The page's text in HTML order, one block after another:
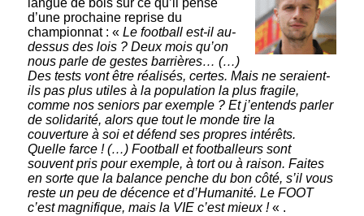
langue de bois sur ce qu’il pense
d’une prochaine reprise du
championnat : «Le football est-il au-
dessus des lois ? Deux mois qu’on
nous parle de gestes barrières… (…)
Des tests vont être réalisés, certes. Mais ne seraient-
ils pas plus utiles à la population la plus fragile,
comme nos seniors par exemple ? Et j’entends parler
de solidarité, alors que tout le monde tire la
couverture à soi et défend ses propres intérêts.
Quelle farce ! (…) Football et footballeurs sont
souvent pris pour exemple, à tort ou à raison. Faites
en sorte que la balance penche du bon côté, s’il vous
reste un peu de décence et d’Humanité. Le FOOT
c’est magnifique, mais la VIE c’est mieux !« .